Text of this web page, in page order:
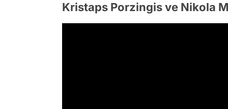
Kristaps Porzingis ve Nikola